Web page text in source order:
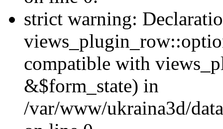
strict warning:
compatible with
&$form_state) in
/var/www/ukraina3d/